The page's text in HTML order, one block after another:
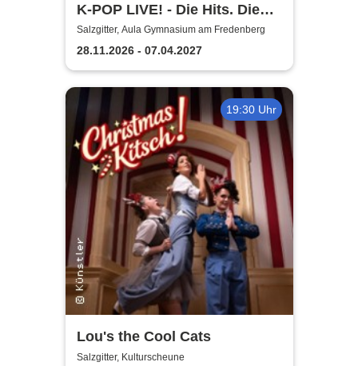
K-POP LIVE! - Die Hits. Die
Moves. Die Show.
Salzgitter, Aula Gymnasium am Fredenberg
28.11.2026 - 07.04.2027
19:30 Uhr
Lou's the Cool Cats
Salzgitter, Kulturscheune